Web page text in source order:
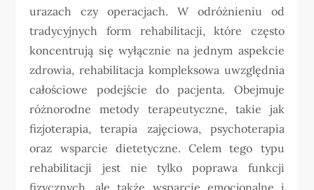
urazach czy operacjach. W odróżnieniu od
tradycyjnych form rehabilitacji, które często
koncentrują się wyłącznie na jednym aspekcie
zdrowia, rehabilitacja kompleksowa uwzględnia
całościowe podejście do pacjenta. Obejmuje
różnorodne metody terapeutyczne, takie jak
fizjoterapia, terapia zajęciowa, psychoterapia
oraz wsparcie dietetyczne. Celem tego typu
rehabilitacji jest nie tylko poprawa funkcji